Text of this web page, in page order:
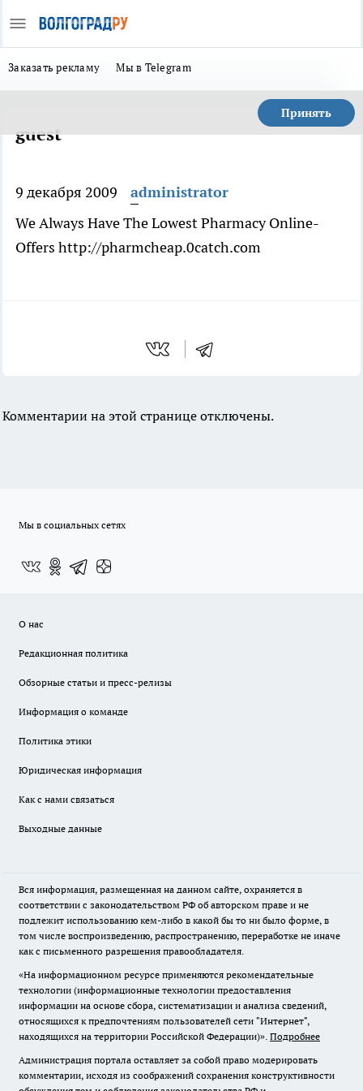
Заказать рекламу Мы в Telegram
Принять
guest
9 декабря 2009
administrator
We Always Have The Lowest Pharmacy Online-
Offers http://pharmcheap.0catch.com
Комментарии на этой странице отключены.
Мы в социальных сетях
О нас
Редакционная политика
Обзорные статьи и пресс-релизы
Информация о команде
Политика этики
Юридическая информация
Как с нами связаться
Выходные данные
Вся информация, размещенная на данном сайте, охраняется в
соответствии с законодательством РФ об авторском праве и не
подлежит использованию кем-либо в какой бы то ни было форме, в
том числе воспроизведению, распространению, переработке не иначе
как с письменного разрешения правообладателя.
«На информационном ресурсе применяются рекомендательные
технологии (информационные технологии предоставления
информации на основе сбора, систематизации и анализа сведений,
относящихся к предпочтениям пользователей сети "Интернет",
находящихся на территории Российской Федерации)». Подробнее
Администрация портала оставляет за собой право модерировать
комментарии, исходя из соображений сохранения конструктивности